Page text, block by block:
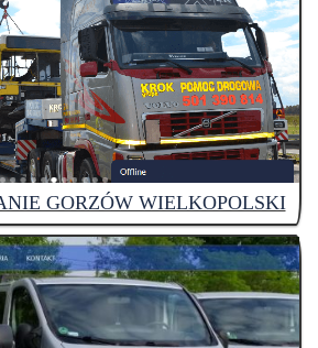
GORZÓW WIELKOPOLSKI